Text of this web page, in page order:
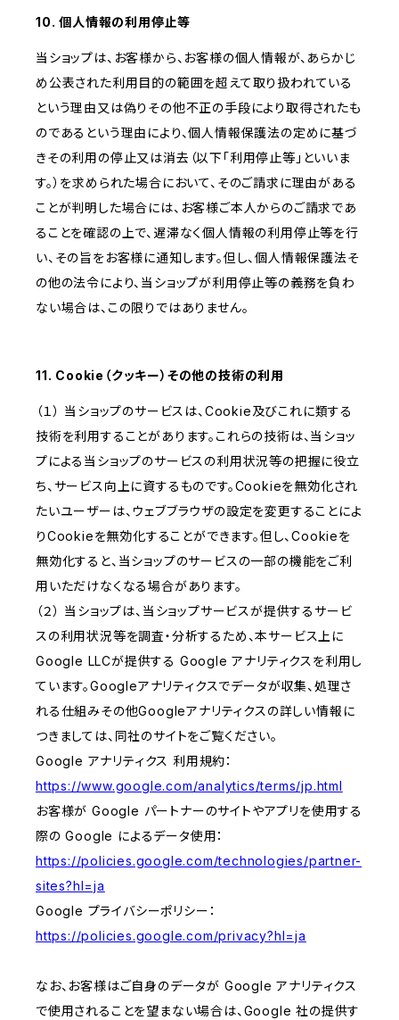
10. 個人情報の利用停止等
当ショップは、お客様から、お客様の個人情報が、あらかじ
め公表された利用目的の範囲を超えて取り扱われている
という理由又は偽りその他不正の手段により取得されたも
のであるという理由により、個人情報保護法の定めに基づ
きその利用の停止又は消去（以下「利用停止等」といいま
す。）を求められた場合において、そのご請求に理由がある
ことが判明した場合には、お客様ご本人からのご請求であ
ることを確認の上で、遅滞なく個人情報の利用停止等を行
い、その旨をお客様に通知します。但し、個人情報保護法そ
の他の法令により、当ショップが利用停止等の義務を負わ
ない場合は、この限りではありません。
11. Cookie（クッキー）その他の技術の利用
（１） 当ショップのサービスは、Cookie及びこれに類する
技術を利用することがあります。これらの技術は、当ショッ
プによる当ショップのサービスの利用状況等の把握に役立
ち、サービス向上に資するものです。Cookieを無効化され
たいユーザーは、ウェブブラウザの設定を変更することによ
りCookieを無効化することができます。但し、Cookieを
無効化すると、当ショップのサービスの一部の機能をご利
用いただけなくなる場合があります。
（２） 当ショップは、当ショップサービスが提供するサービ
スの利用状況等を調査・分析するため、本サービス上に
Google LLCが提供する Google アナリティクスを利用し
ています。Googleアナリティクスでデータが収集、処理さ
れる仕組みその他Googleアナリティクスの詳しい情報に
つきましては、同社のサイトをご覧ください。
Google アナリティクス 利用規約：
https://www.google.com/analytics/terms/jp.html
お客様が Google パートナーのサイトやアプリを使用する
際の Google によるデータ使用：
https://policies.google.com/technologies/partner-
sites?hl=ja
Google プライバシーポリシー：
https://policies.google.com/privacy?hl=ja
なお、お客様はご自身のデータが Google アナリティクス
で使用されることを望まない場合は、Google 社の提供す